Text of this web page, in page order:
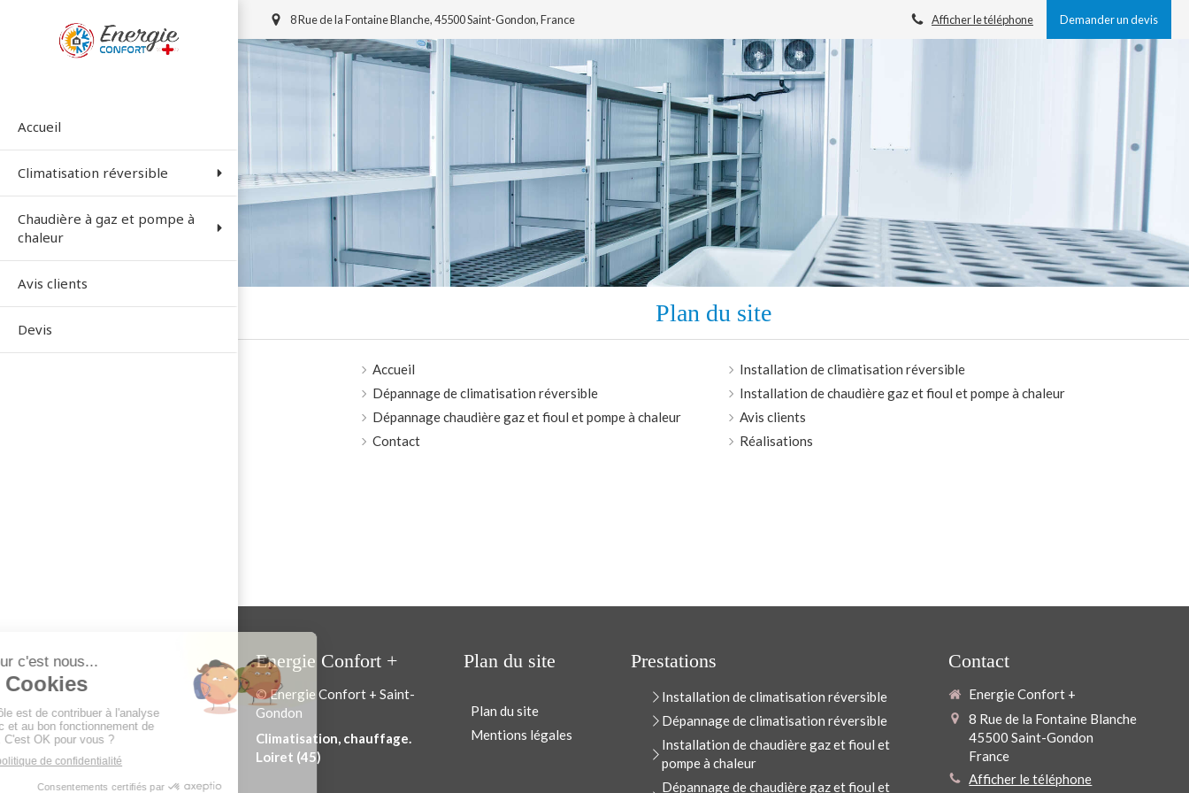
Accueil
Climatisation réversible
Chaudière à gaz et pompe à
chaleur
Avis clients
Devis
8 Rue de la Fontaine Blanche, 45500 Saint-Gondon, France Demander un devis
Afficher le téléphone
Plan du site
Accueil
Installation de climatisation réversible
Dépannage de climatisation réversible
Installation de chaudière gaz et fioul et pompe à chaleur
Dépannage chaudière gaz et fioul et pompe à chaleur
Avis clients
Contact
Réalisations
Energie Confort +
© Energie Confort + Saint-
Gondon
Climatisation, chauffage.
Loiret (45)
Plan du site
Plan du site
Mentions légales
Prestations
Installation de climatisation réversible
Dépannage de climatisation réversible
Installation de chaudière gaz et fioul et
pompe à chaleur
Dépannage de chaudière gaz et fioul et
Contact
Energie Confort +
8 Rue de la Fontaine Blanche
45500 Saint-Gondon
France
Afficher le téléphone